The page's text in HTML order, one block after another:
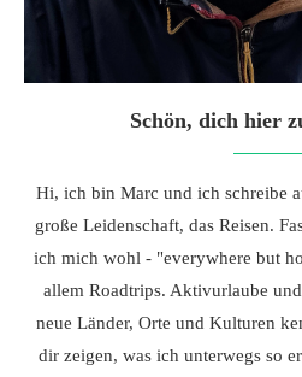
Schön, dich hier
Hi, ich bin Marc und ich schreibe
große Leidenschaft, das Reisen.
ich mich wohl - "everywhere but
allem Roadtrips. Aktivurlaube
neue Länder, Orte und Kulturen
dir zeigen, was ich unterwegs so